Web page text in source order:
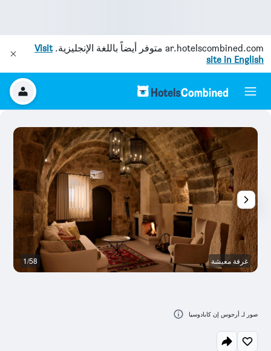
ar.hotelscombined.com متوفر أيضاً باللغة الإنجليزية.Visit
site in English
غرفة معيشة 1/58
صور لـ أرجوس إن كابادوسيا